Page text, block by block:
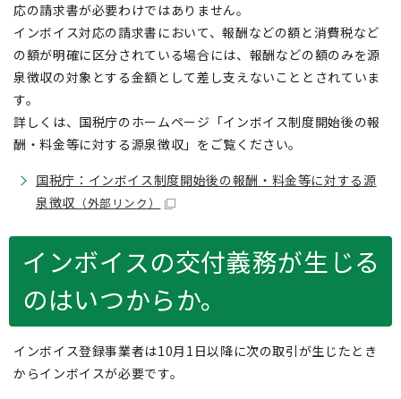
応の請求書が必要わけではありません。
インボイス対応の請求書において、報酬などの額と消費税など
の額が明確に区分されている場合には、報酬などの額のみを源
泉徴収の対象とする金額として差し支えないこととされていま
す。
詳しくは、国税庁のホームページ「インボイス制度開始後の報
酬・料金等に対する源泉徴収」をご覧ください。
国税庁：インボイス制度開始後の報酬・料金等に対する源
泉徴収 （外部リンク）
インボイスの交付義務が生じる
のはいつからか。
インボイス登録事業者は10月1日以降に次の取引が生じたとき
からインボイスが必要です。